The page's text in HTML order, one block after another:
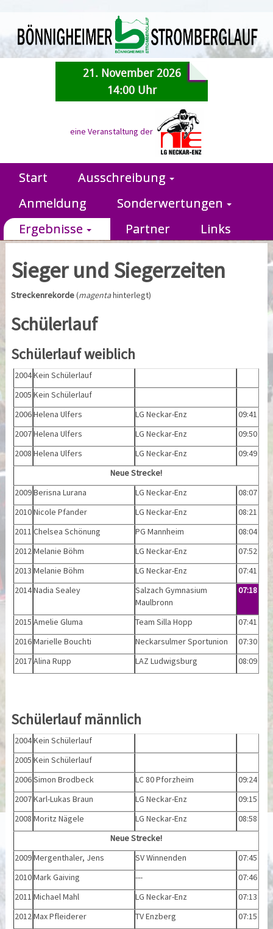
21. November 2026
14:00 Uhr
eine Veranstaltung der
Start
Ausschreibung
Anmeldung
Sonderwertungen
Ergebnisse
Partner Links
Sieger und Siegerzeiten
Streckenrekorde(magentahinterlegt)
Schülerlauf
Schülerlauf weiblich
2004Kein Schülerlauf
2005 Kein Schülerlauf
2006Helena Ulfers LG Neckar-Enz
09:41
2007Helena Ulfers LG Neckar-Enz
09:50
2008 Helena Ulfers LG Neckar-Enz
09:49
Neue Strecke!
2009Berisna Lurana LG Neckar-Enz
08:07
2010Nicole Pfander LG Neckar-Enz
08:21
2011 Chelsea Schönung PG Mannheim
08:04
2012Melanie Böhm LG Neckar-Enz
07:52
2013 Melanie Böhm LG Neckar-Enz
07:41
2014Nadia Sealey
Salzach Gymnasium
Maulbronn
07:18
2015 Amelie Gluma Team Silla Hopp
07:41
2016Marielle Bouchti Neckarsulmer Sportunion
07:30
2017Alina Rupp LAZ Ludwigsburg 08:09
Schülerlauf männlich
2004Kein Schülerlauf
2005 Kein Schülerlauf
2006Simon Brodbeck LC 80 Pforzheim
09:24
2007Karl-Lukas Braun LG Neckar-Enz
09:15
2008 Moritz Nägele LG Neckar-Enz
08:58
Neue Strecke!
2009Mergenthaler, Jens SV Winnenden
07:45
2010Mark Gaiving ---
07:46
2011 Michael Mahl LG Neckar-Enz
07:13
2012Max Pfleiderer TV Enzberg
07:15